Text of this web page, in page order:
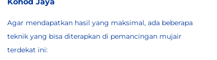
Agar mendapatkan hasil yang maksimal, ada beberapa
teknik yang bisa diterapkan di pemancingan mujair
terdekat ini: